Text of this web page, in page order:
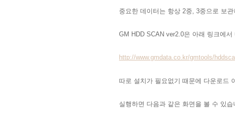
중요한 데이터는 항상 2중, 3중으로 보
GM HDD SCAN ver2.0은 아래 링크에
http://www.gmdata.co.kr/gmtools/
따로 설치가 필요없기 때문에 다운로드
실행하면 다음과 같은 화면을 볼 수 있습